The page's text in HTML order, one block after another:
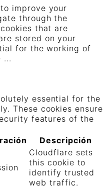
improve your
through the
that are
stored on your
for the working of
...
essential for the
These cookies ensure
features of the
Descripción
Cloudflare sets
this cookie to
identify trusted
web traffic.